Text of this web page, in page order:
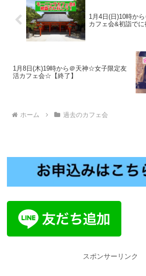
1月4日(日)10時か
カフェ会&初詣で
1月8日(木)19時から＠天神☆女子限定友
活カフェ会☆【終了】
ホーム 過去のカフェ会
スポンサーリンク